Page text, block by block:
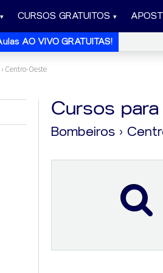
CURSOS GRATUITOS
AO VIVO GRATUITAS!
› Centro-Oeste
Cursos
Bombeiros ›